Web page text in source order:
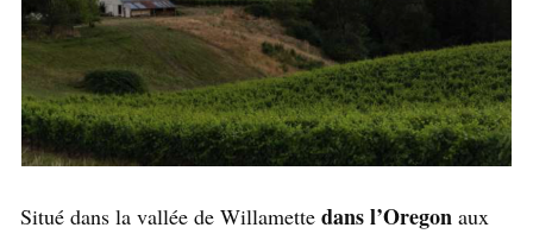
Situé dans la vallée de Willamette dans l’Oregon aux